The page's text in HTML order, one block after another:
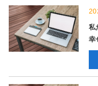
私
幸